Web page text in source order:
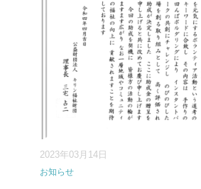
2023年03月14日
お知らせ